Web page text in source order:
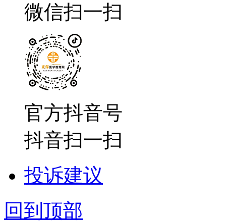
微信扫一扫
官方抖音号
抖音扫一扫
投诉建议
回到顶部